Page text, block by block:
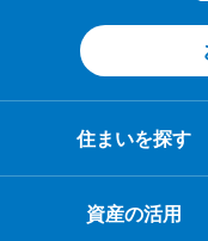
住まいを探す
資産の活用